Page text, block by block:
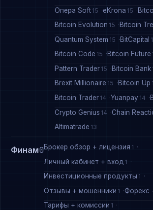
Опера Soft 15 eKrona 15
Bitcoin Evolution 15 Bitcoin
Quantum System 15 BitCapital
Bitcoin Code 15 Bitcoin Future
Pattern Trader 15 Bitcoin Bank
Brexit Millionaire 15 Bitcoin Up
Bitcoin Trader 14 Yuanpay 14
Crypto Genius 14 Chain
Altimatrade 13
Финам0Брокер обзор + лицензия 1
Личный кабинет + вход 1
Инвестиционные продукты 1
Отзывы + мошенники 1 Форекс
Тарифы + комиссии 1